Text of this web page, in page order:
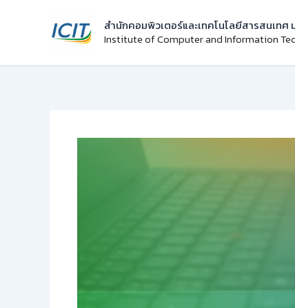
สำนักคอมพิวเตอร์และเทคโนโลยีสารสนเทศ
Institute of Computer and Information